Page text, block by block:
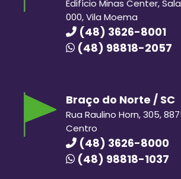
Edifício Minas Center,
000, Vila Moema
(48) 3626-8001
(48) 98818-2057
Braço do Norte / SC
Rua Raulino Horn, 305,
Centro
(48) 3626-8000
(48) 98818-1037